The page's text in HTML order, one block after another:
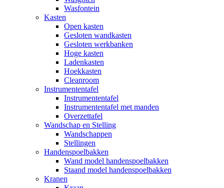
Wasfontein
Kasten
Open kasten
Gesloten wandkasten
Gesloten werkbanken
Hoge kasten
Ladenkasten
Hoekkasten
Cleanroom
Instrumententafel
Instrumententafel
Instrumententafel met manden
Overzettafel
Wandschap en Stelling
Wandschappen
Stellingen
Handenspoelbakken
Wand model handenspoelbakken
Staand model handenspoelbakken
Kranen